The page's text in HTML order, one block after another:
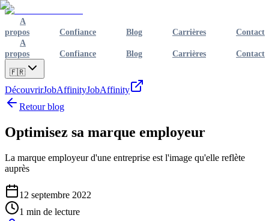
A
propos
Confiance Blog Carrières
Contact
A
propos
Confiance Blog Carrières Contact
🇫🇷
DécouvrirJobAffinityJobAffinity
Retour blog
Optimisez sa marque employeur
La marque employeur d'une entreprise est l'image qu'elle reflète
auprès
12 septembre 2022
1 min de lecture